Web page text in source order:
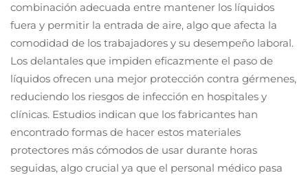
combinación adecuada entre mantener los líquidos
fuera y permitir la entrada de aire, algo que afecta la
comodidad de los trabajadores y su desempeño laboral.
Los delantales que impiden eficazmente el paso de
líquidos ofrecen una mejor protección contra gérmenes,
reduciendo los riesgos de infección en hospitales y
clínicas. Estudios indican que los fabricantes han
encontrado formas de hacer estos materiales
protectores más cómodos de usar durante horas
seguidas, algo crucial ya que el personal médico pasa